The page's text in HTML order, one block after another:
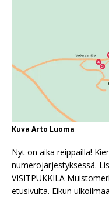
Kuva Arto Luoma
Nyt on aika reippailla!
numerojärjestyksessä.
VISITPUKKILA
etusivulta. Eikun